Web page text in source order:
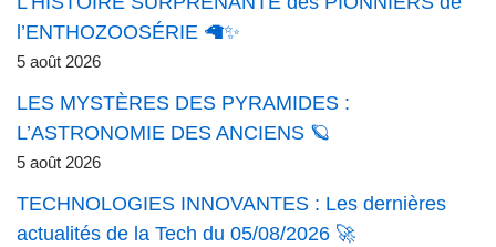
l’ENTHOZOOSÉRIE 🦙✨
5 août 2026
LES MYSTÈRES DES PYRAMIDES :
L’ASTRONOMIE DES ANCIENS 🪐
5 août 2026
TECHNOLOGIES INNOVANTES : Les dernières
actualités de la Tech du 05/08/2026 🚀